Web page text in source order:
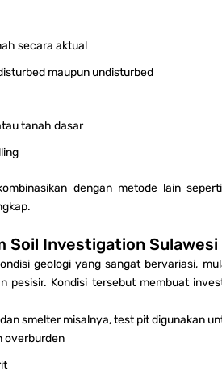
secara aktual
maupun undisturbed
tanah dasar
dengan metode lain seperti
Soil Investigation Sulawesi
geologi yang sangat bervariasi,
pesisir. Kondisi tersebut membuat
smelter misalnya, test pit digunakan
overburden